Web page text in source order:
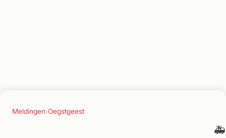
Meldingen›Oegstgeest
🚑